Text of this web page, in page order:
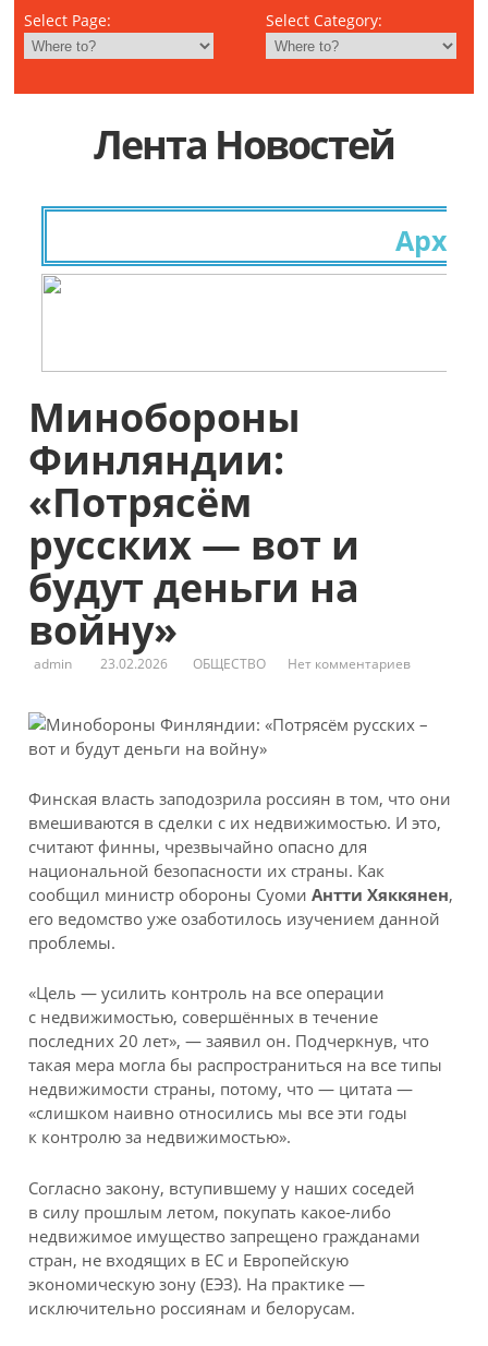
Select Page: Select Category:
Лента Новостей
Минобороны
Финляндии:
«Потрясём
русских — вот и
будут деньги на
войну»
admin 23.02.2026 ОБЩЕСТВО Нет комментариев
Финская власть заподозрила россиян в том, что они
вмешиваются в сделки с их недвижимостью. И это,
считают финны, чрезвычайно опасно для
национальной безопасности их страны. Как
сообщил министр обороны СуомиАнтти Хяккянен,
его ведомство уже озаботилось изучением данной
проблемы.
«Цель — усилить контроль на все операции
с недвижимостью, совершённых в течение
последних 20 лет», — заявил он. Подчеркнув, что
такая мера могла бы распространиться на все типы
недвижимости страны, потому, что — цитата —
«слишком наивно относились мы все эти годы
к контролю за недвижимостью».
Согласно закону, вступившему у наших соседей
в силу прошлым летом, покупать какое-либо
недвижимое имущество запрещено гражданами
стран, не входящих в ЕС и Европейскую
экономическую зону (ЕЭЗ). На практике —
исключительно россиянам и белорусам.